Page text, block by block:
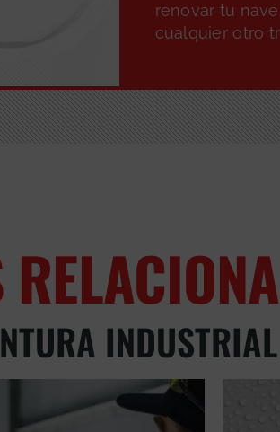
renovar tu
cualquier otro
INDUSTRIAL